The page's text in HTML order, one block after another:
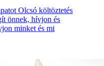
Olcsó költöztetés
önnek, hívjon és
minket és mi